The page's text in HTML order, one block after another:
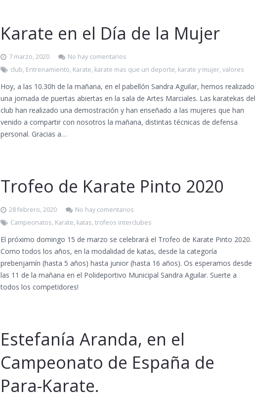
Karate en el Día de la Mujer
7 marzo, 2020
No hay comentarios
club, Entrenamiento, Karate, karate mas que un deporte, karate y mujer,valores
Hoy, a las 10.30h de la mañana, en el pabellón Sandra Aguilar, hemos realizado
una jornada de puertas abiertas en la sala de Artes Marciales. Las karatekas
club han realizado una demostración y han enseñado a las mujeres que han
venido a compartir con nosotros la mañana, distintas técnicas de defensa
personal. Gracias a…
Trofeo de Karate Pinto 2020
28 febrero, 2020
No hay comentarios
Campeonatos, Karate, katas,trofeos interclubes
El próximo domingo 15 de marzo se celebrará el Trofeo de Karate Pinto 2020.
Como todos los años, en la modalidad de katas, desde la categoría
prebenjamín (hasta 5 años) hasta junior (hasta 16 años). Os esperamos desde
las 11 de la mañana en el Polideportivo Municipal Sandra Aguilar. Suerte a
todos los competidores!
Estefanía Aranda, en el
Campeonato de España de
Para-Karate.